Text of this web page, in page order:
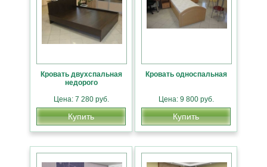
Кровать двухспальная
недорого
Цена: 7 280 руб.
Купить
Кровать односпальная
Цена: 9 800 руб.
Купить